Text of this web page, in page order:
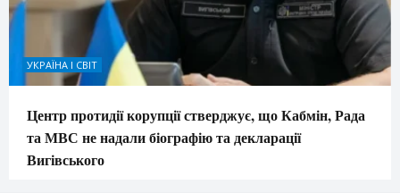
УКРАЇНА І СВІТ
Центр протидії корупції стверджує, що Кабмін, Рада
та МВС не надали біографію та декларації
Вигівського